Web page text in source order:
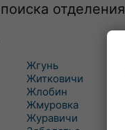
отделения
Жгунь
Житковичи
Жлобин
Жмуровка
Журавичи